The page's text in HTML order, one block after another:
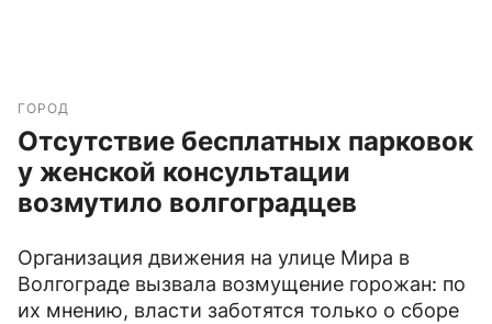
ГОРОД
Отсутствие бесплатных парковок
у женской консультации
возмутило волгоградцев
Организация движения на улице Мира в
Волгограде вызвала возмущение горожан: по
их мнению, власти заботятся только о сборе